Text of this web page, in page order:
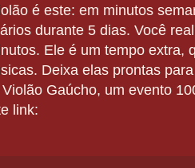
é este: em minutos
durante 5 dias. Você
Ele é um tempo extra,
Deixa elas prontas
Gaúcho, um evento
link: